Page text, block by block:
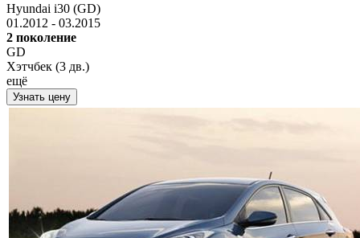
Hyundai i30 (GD)
01.2012 - 03.2015
2 поколение
GD
Хэтчбек (3 дв.)
ещё
Узнать цену